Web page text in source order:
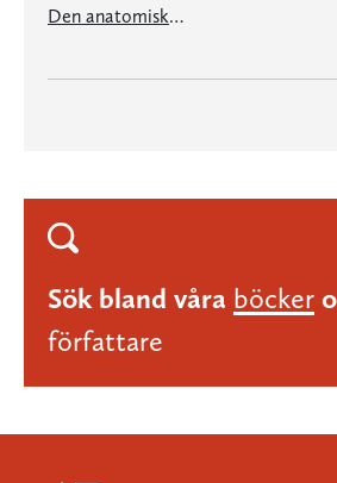
Den anatomiska teatern
Sök bland våra böcker
författare